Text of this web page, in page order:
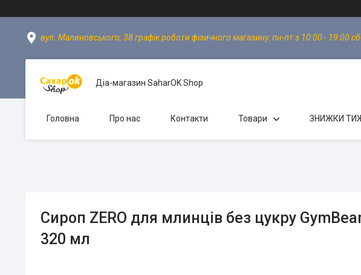
вул. Малиновського, 38 графік роботи фізичного магазину: пн-пт з 10:00 - 19:00
Діа-магазин SaharOK Shop
Головна Про нас Контакти Товари ЗНИЖКИ
Сироп ZERO для млинців без цукру
320 мл